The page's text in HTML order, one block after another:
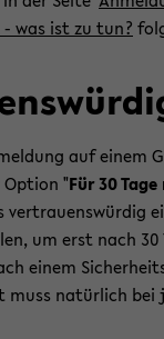
was ist zu tun?
auf einem
Op­ti­on "Für 30
ver­trau­ens­wür­dig
um erst nach 30
einem
muss na­tür­lich